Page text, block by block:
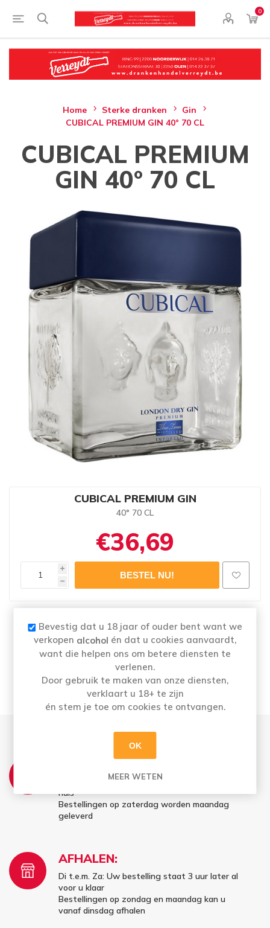
0
Home Sterke dranken
Gin
CUBICAL PREMIUM GIN 40° 70 CL
CUBICAL PREMIUM
GIN 40° 70 CL
CUBICAL PREMIUM GIN
40° 70 CL
€36,69
i
h
Naam: CUBICAL PREMIUM GIN 40° 70 CL
Merk: BOTANIC
Categorie: Gin
Alcoholpercentage
THUISLEVERING:
Zo t.e.m. Vrij: Vóór 12u besteld = morgen in
huis
Bestellingen op zaterdag worden maandag
geleverd
AFHALEN:
Di t.e.m. Za: Uw bestelling staat 3 uur later al
voor u klaar
Bestellingen op zondag en maandag kan u
vanaf dinsdag afhalen
Bevestig dat u 18 jaar of ouder bent want we
verkopen alcohol én dat u cookies aanvaardt,
want die helpen ons om betere diensten te
verlenen.
Door gebruik te maken van onze diensten,
verklaart u 18+ te zijn
én stem je toe om cookies te ontvangen.
OK
MEER WETEN